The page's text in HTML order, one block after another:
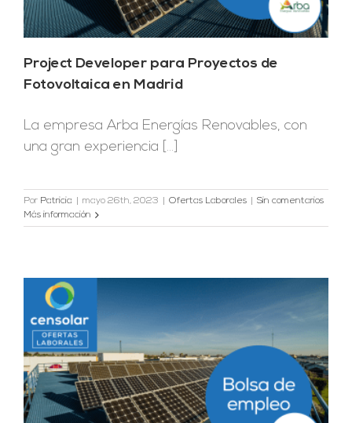
Project Developer para Proyectos de
Fotovoltaica en Madrid
La empresa Arba Energías Renovables, con
una gran experiencia [...]
Por Patricia mayo 26th, 2023 Ofertas Laborales
Sin comentarios
Más información